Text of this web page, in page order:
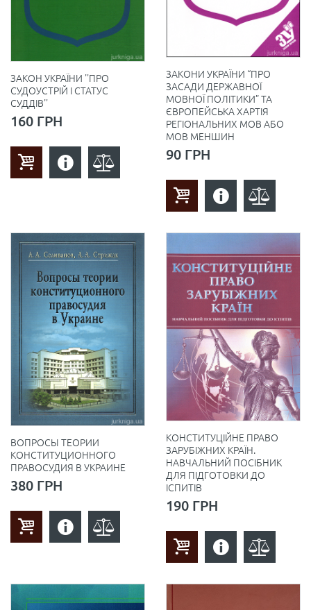
ЗАКОН УКРАЇНИ ''ПРО
СУДОУСТРІЙ І СТАТУС
СУДДІВ''
160 ГРН
ЗАКОНИ УКРАЇНИ “ПРО
ЗАСАДИ ДЕРЖАВНОЇ
МОВНОЇ ПОЛІТИКИ” ТА
ЄВРОПЕЙСЬКА ХАРТІЯ
РЕГІОНАЛЬНИХ МОВ АБО
МОВ МЕНШИН
90 ГРН
ВОПРОСЫ ТЕОРИИ
КОНСТИТУЦИОННОГО
ПРАВОСУДИЯ В УКРАИНЕ
380 ГРН
КОНСТИТУЦІЙНЕ ПРАВО
ЗАРУБІЖНИХ КРАЇН.
НАВЧАЛЬНИЙ ПОСІБНИК
ДЛЯ ПІДГОТОВКИ ДО
ІСПИТІВ
190 ГРН